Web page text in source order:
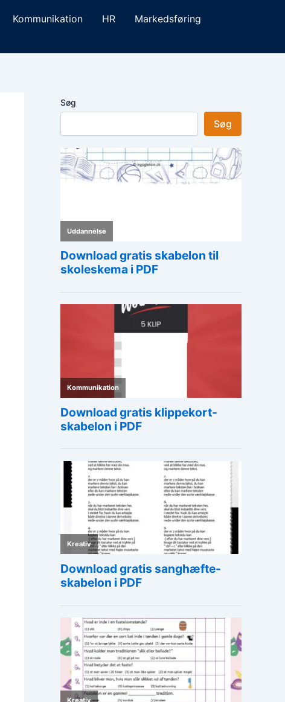
Kommunikation HR
Markedsføring
Søg
Søg